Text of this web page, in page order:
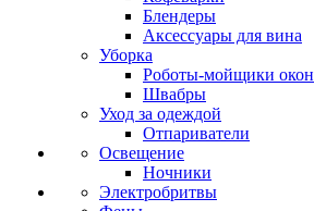
Блендеры
Аксессуары для вина
Уборка
Роботы-мойщики окон
Швабры
Уход за одеждой
Отпариватели
Освещение
Ночники
Электробритвы